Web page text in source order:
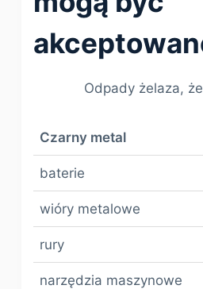
Odpady żelaza,
Czarny metal
baterie
wióry metalowe
rury
narzędzia maszynowe